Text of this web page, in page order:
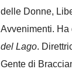
delle Donne,
Avvenimenti. Ha
del Lago.
Gente di